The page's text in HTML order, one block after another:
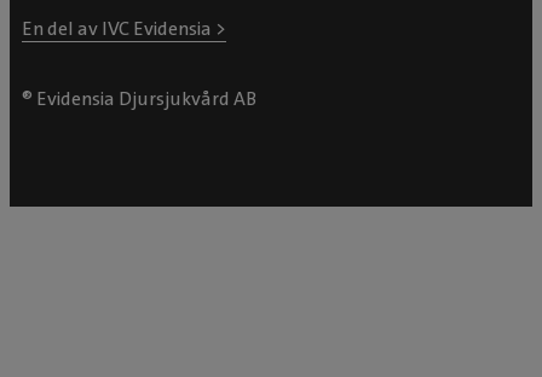
En del av IVC Evidensia >
® Evidensia Djursjukvård AB